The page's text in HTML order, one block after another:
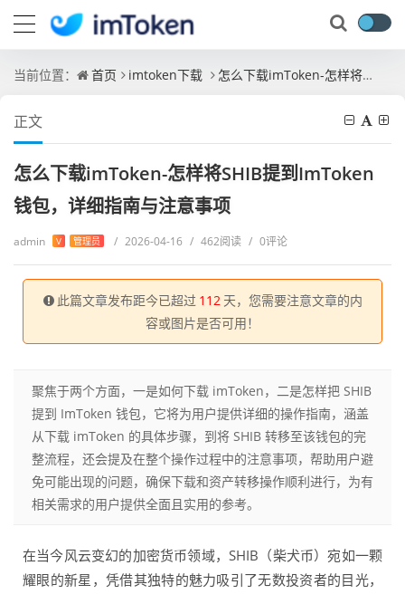
当前位置： 首页 imtoken下载 怎么下载imToken-怎样将SHIB提到ImToken钱包，详细指南与注意事项
正文
怎么下载imToken-怎样将SHIB提到ImToken
钱包，详细指南与注意事项
admin V 管理员 / 2026-04-16 / 462阅读 / 0评论
此篇文章发布距今已超过 112 天，您需要注意文章的内
容或图片是否可用！
聚焦于两个方面，一是如何下载 imToken，二是怎样把 SHIB
提到 ImToken 钱包，它将为用户提供详细的操作指南，涵盖
从下载 imToken 的具体步骤，到将 SHIB 转移至该钱包的完
整流程，还会提及在整个操作过程中的注意事项，帮助用户避
免可能出现的问题，确保下载和资产转移操作顺利进行，为有
相关需求的用户提供全面且实用的参考。
在当今风云变幻的加密货币领域，SHIB（柴犬币）宛如一颗
耀眼的新星，凭借其独特的魅力吸引了无数投资者的目光，